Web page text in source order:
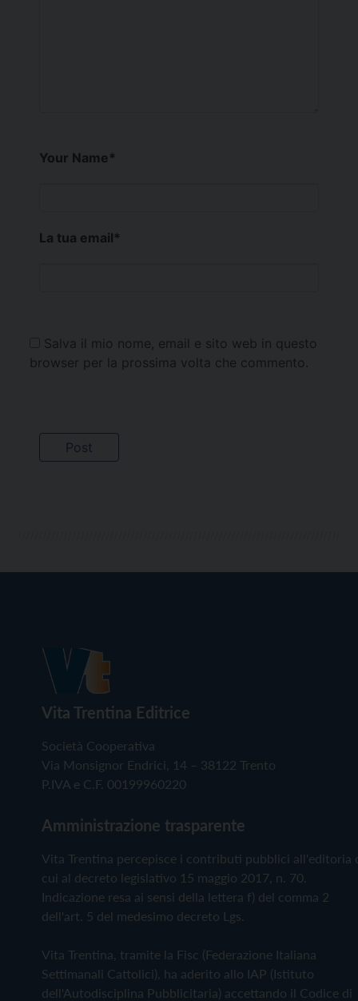
Your Name*
La tua email*
Salva il mio nome, email e sito web in questo
browser per la prossima volta che commento.
Vita Trentina Editrice
Società Cooperativa
Via Monsignor Endrici, 14 – 38122 Trento
P.IVA e C.F. 00199960220
Amministrazione trasparente
Vita Trentina percepisce i contributi pubblici all'editoria
cui al decreto legislativo 15 maggio 2017, n. 70.
Indicazione resa ai sensi della lettera f) del comma 2
dell'art. 5 del medesimo decreto Lgs.
Vita Trentina, tramite la Fisc (Federazione Italiana
Settimanali Cattolici), ha aderito allo IAP (Istituto
dell'Autodisciplina Pubblicitaria) accettando il Codice di